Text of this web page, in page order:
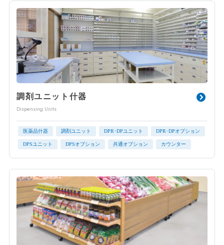
調剤ユニット什器
Dispensing Units
医薬品什器 調剤ユニット DPR･DPユニット DPR･DPオプション
DPSユニット DPSオプション 共通オプション カウンター